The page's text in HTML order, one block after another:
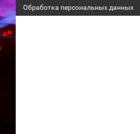
Обработка персональных данных